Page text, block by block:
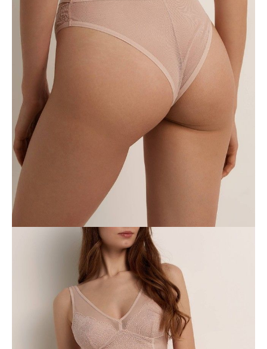
DODAJ DO KOSZYKA
Jak złożyć zamówienie
POWIADOM MNIE O DOSTĘPNOŚCI
ПОЛУЧИТЬ ПО EMAIL
Dostawa
Kurier,
czas dostawy: 1-2 dni robocze
Paczkomaty InPost 24/7,
darmowa od 50 zł
czas dostawy: 1-2 dni robocze
Odbiór osobisty
w sklepie Conte (Łodz)
pn.- czw. 8:00 - 16:00, pt. 8:00 - 14:00
Opis produktu
Opinie
Pytania
Bielizna Celebration dedykowana jest miłośniczkom kobiecego i
subtelnego wyglądu. Została zaprojektowana z wykorzystaniem
teksturowanej koronki, która podkreśla kobiece piękno.
• wysoka talia w kształcie litery V,
• teksturowana koronka,
• ozdobne warkocze imitujące paski i podkreślające sylwetkę,
• zachowanie kształtu i koloru przy jednoczesnym przestrzeganiu
zaleceń dotyczących pielęgnacji.
1007045370181616